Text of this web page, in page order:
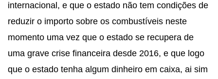
internacional, e que o estado não tem condições de
reduzir o importo sobre os combustíveis neste
momento uma vez que o estado se recupera de
uma grave crise financeira desde 2016, e que logo
que o estado tenha algum dinheiro em caixa, ai sim